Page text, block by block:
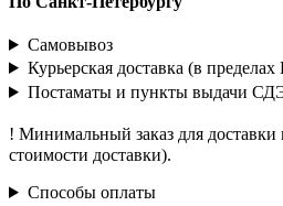
Самовывоз
Курьерская доставка (в
Постаматы и пункты выдачи
! Минимальный заказ для
стоимости доставки).
Способы оплаты